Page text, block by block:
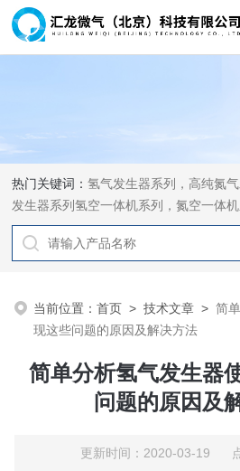
热门关键词：氢气发生器系列，高纯氮
发生器系列氢空一体机系列，氮空一体
列，气体净化器系列，代理日本DKK-
器，代理南韩SitekPH/离子计，DO计，
当前位置：首页 >技术文章 >简
现这些问题的原因及解决方法
简单分析氢气发生器
问题的原因及
更新时间：2020-03-19